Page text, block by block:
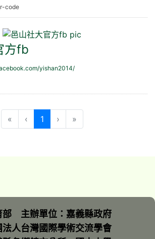
code
方fb
yishan2014/
« ‹ 1(目前頁次)
› »
部 主辦單位：嘉義縣政府
人台灣國際學術交流學會